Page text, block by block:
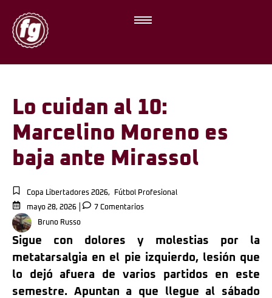
Lo cuidan al 10:
Marcelino Moreno es
baja ante Mirassol
Copa Libertadores 2026,
Fútbol Profesional
mayo 28, 2026
7 Comentarios
Bruno Russo
Sigue con dolores y molestias por la
metatarsalgia en el pie izquierdo, lesión que
lo dejó afuera de varios partidos en este
semestre. Apuntan a que llegue al sábado